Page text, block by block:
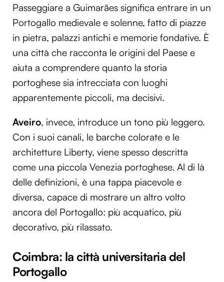
Passeggiare a Guimarães significa entrare in un
Portogallo medievale e solenne, fatto di piazze
in pietra, palazzi antichi e memorie fondative. È
una città che racconta le origini del Paese e
aiuta a comprendere quanto la storia
portoghese sia intrecciata con luoghi
apparentemente piccoli, ma decisivi.
Aveiro, invece, introduce un tono più leggero.
Con i suoi canali, le barche colorate e le
architetture Liberty, viene spesso descritta
come una piccola Venezia portoghese. Al di là
delle definizioni, è una tappa piacevole e
diversa, capace di mostrare un altro volto
ancora del Portogallo: più acquatico, più
decorativo, più rilassato.
Coimbra: la città universitaria del
Portogallo